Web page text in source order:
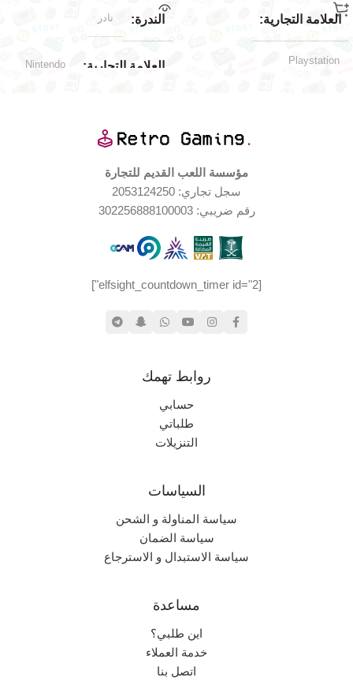
العلامة التجارية
Playstation
منصات اللعب المدعومة
الندرة نادر
العلامة التجارية Nintendo
حالة المنتج
حالة العلبة
مؤسسة اللعب القديم للتجارة
سجل تجاري: 2053124250
رقم ضريبي: 302256888100003
[elfsight_countdown_timer id="2"]
روابط تهمك
حسابي
طلباتي
التنزيلات
السياسات
سياسة المناولة و الشحن
سياسة الضمان
سياسة الاستبدال و الاسترجاع
مساعدة
اين طلبي؟
خدمة العملاء
اتصل بنا